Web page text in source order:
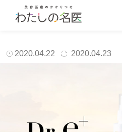
2020.04.22 2020.04.23